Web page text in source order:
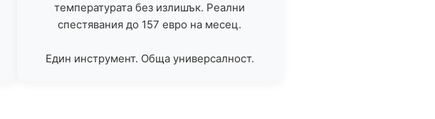
температурата без излишък. Реални
спестявания до 157 евро на месец.
Един инструмент. Обща универсалност.